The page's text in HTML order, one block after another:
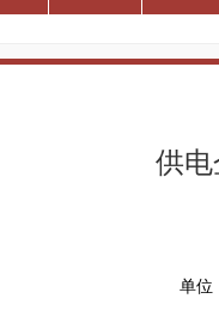
供
单位